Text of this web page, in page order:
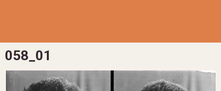
058_01